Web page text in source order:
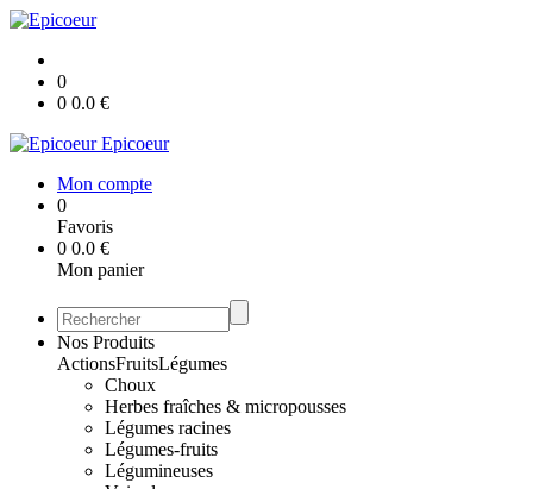
0
0 0.0 €
Epicoeur
Mon compte
0
Favoris
0 0.0 €
Mon panier
Nos Produits
ActionsFruitsLégumes
Choux
Herbes fraîches & micropousses
Légumes racines
Légumes-fruits
Légumineuses